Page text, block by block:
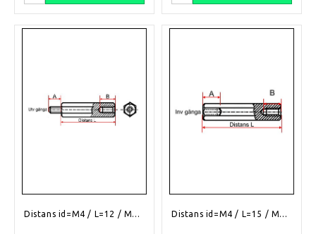
Distans id=M4 / L=12 / Mässing Distans id=M4 / L=15 / Mässing